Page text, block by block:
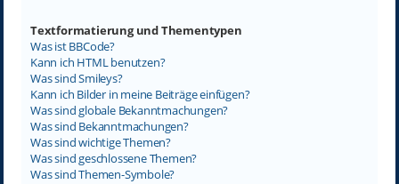
Textformatierung und Thementypen
Was ist BBCode?
Kann ich HTML benutzen?
Was sind Smileys?
Kann ich Bilder in meine Beiträge einfügen?
Was sind globale Bekanntmachungen?
Was sind Bekanntmachungen?
Was sind wichtige Themen?
Was sind geschlossene Themen?
Was sind Themen-Symbole?